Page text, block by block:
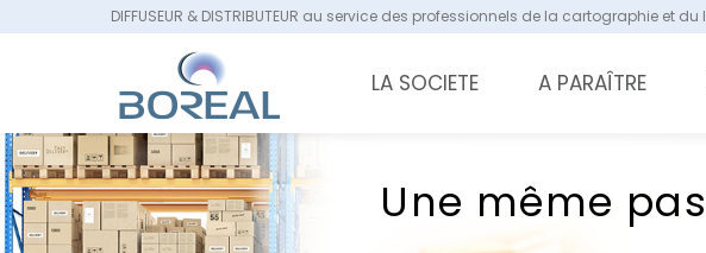
DIFFUSEUR & DISTRIBUTEUR au service des professionnels de la cartographie et du
LA SOCIETE A PARAÎTRE
Une même